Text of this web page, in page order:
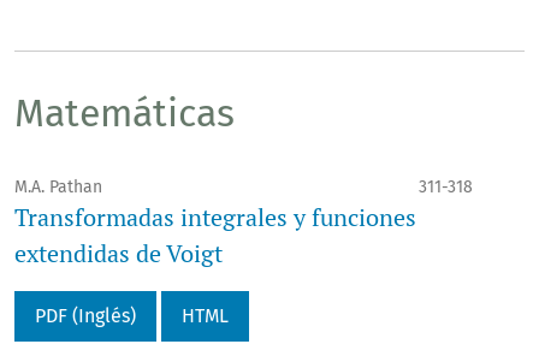
Matemáticas
M.A. Pathan 311-318
Transformadas integrales y funciones
extendidas de Voigt
PDF (Inglés) HTML